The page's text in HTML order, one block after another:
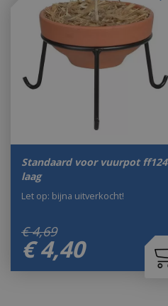
Standaard voor vuurpot ff124
laag
€ 4,69
€ 4,40
Let op: bijna uitverkocht!